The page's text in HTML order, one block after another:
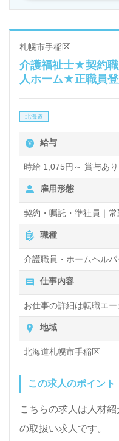
札幌市手稲区
介護福祉士★契約
人ホーム★正職員
北海道
給与
時給 1,075円～ 賞与あ
雇用形態
契約・嘱託・準社員｜常
職種
介護職員・ホームヘルパ
仕事内容
お仕事の詳細は転職エ
地域
北海道札幌市手稲区
この求人のポイント
こちらの求人は人材紹
の取扱い求人です。